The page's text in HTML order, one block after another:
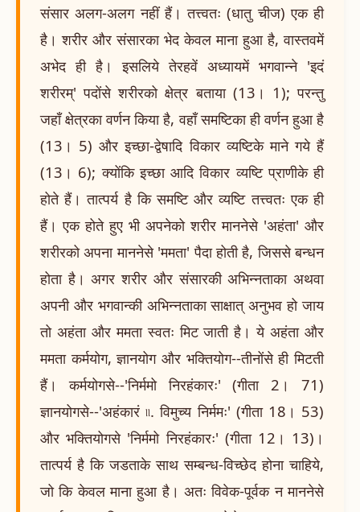
संसार अलग-अलग नहीं हैं। तत्त्वतः (धातु चीज) एक ही
है। शरीर और संसारका भेद केवल माना हुआ है, वास्तवमें
अभेद ही है। इसलिये तेरहवें अध्यायमें भगवान्ने 'इदं
शरीरम्' पदोंसे शरीरको क्षेत्र बताया (13। 1); परन्तु
जहाँ क्षेत्रका वर्णन किया है, वहाँ समष्टिका ही वर्णन हुआ है
(13। 5) और इच्छा-द्वेषादि विकार व्यष्टिके माने गये हैं
(13। 6); क्योंकि इच्छा आदि विकार व्यष्टि प्राणीके ही
होते हैं। तात्पर्य है कि समष्टि और व्यष्टि तत्त्वतः एक ही
हैं। एक होते हुए भी अपनेको शरीर माननेसे 'अहंता' और
शरीरको अपना माननेसे 'ममता' पैदा होती है, जिससे बन्धन
होता है। अगर शरीर और संसारकी अभिन्नताका अथवा
अपनी और भगवान्की अभिन्नताका साक्षात् अनुभव हो जाय
तो अहंता और ममता स्वतः मिट जाती है। ये अहंता और
ममता कर्मयोग, ज्ञानयोग और भक्तियोग--तीनोंसे ही मिटती
हैं। कर्मयोगसे--'निर्ममो निरहंकारः' (गीता 2। 71)
ज्ञानयोगसे--'अहंकारं ৷৷. विमुच्य निर्ममः' (गीता 18। 53)
और भक्तियोगसे 'निर्ममो निरहंकारः' (गीता 12। 13)।
तात्पर्य है कि जडताके साथ सम्बन्ध-विच्छेद होना चाहिये,
जो कि केवल माना हुआ है। अतः विवेक-पूर्वक न माननेसे